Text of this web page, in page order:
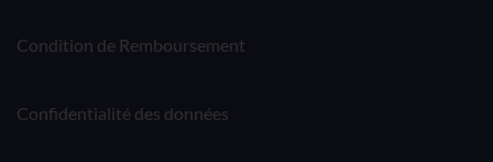
Condition de Remboursement
Confidentialité des données